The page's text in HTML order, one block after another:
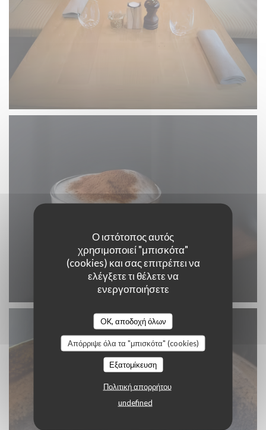
Ο ιστότοπος αυτός
χρησιμοποιεί "μπισκότα"
(cookies) και σας επιτρέπει να
ελέγξετε τι θέλετε να
ενεργοποιήσετε
OK, αποδοχή όλων
Απόρριψε όλα τα "μπισκότα" (cookies)
Εξατομίκευση
Πολιτική απορρήτου
undefined